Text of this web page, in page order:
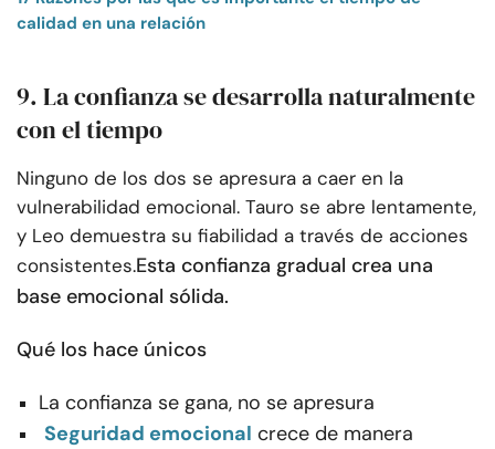
calidad en una relación
9. La confianza se desarrolla naturalmente
con el tiempo
Ninguno de los dos se apresura a caer en la
vulnerabilidad emocional. Tauro se abre lentamente,
y Leo demuestra su fiabilidad a través de acciones
consistentes.Esta confianza gradual crea una
base emocional sólida.
Qué los hace únicos
La confianza se gana, no se apresura
Seguridad emocional crece de manera